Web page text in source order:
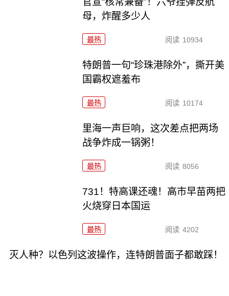
母，炸醒多少人
最热 阅读 10934
特朗普一句“珍珠港除外”，撕开美
国霸权遮羞布
最热 阅读 10174
里海一声巨响，这次差点把两场
战争炸成一锅粥！
最热 阅读 8056
731！特高课还魂！高市早苗两把
火烧穿日本国运
最热 阅读 4202
灭人种？以色列这波操作，连特朗普面子都敢踩！